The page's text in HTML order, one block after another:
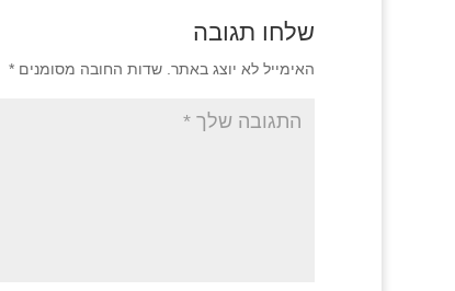
שלחו תגובה
האימייל לא יוצג באתר. שדות החובה מסומנים *